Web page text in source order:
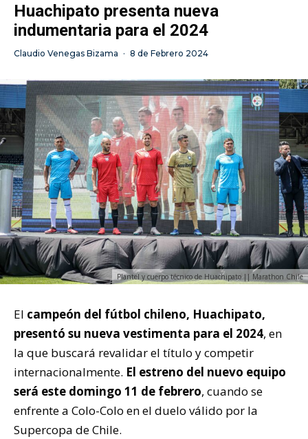
Huachipato presenta nueva
indumentaria para el 2024
Claudio Venegas Bizama · 8 de Febrero 2024
Plantel y cuerpo técnico de Huachipato || Marathon Chile
El campeón del fútbol chileno, Huachipato,
presentó su nueva vestimenta para el 2024, en
la que buscará revalidar el título y competir
internacionalmente. El estreno del nuevo equipo
será este domingo 11 de febrero, cuando se
enfrente a Colo-Colo en el duelo válido por la
Supercopa de Chile.